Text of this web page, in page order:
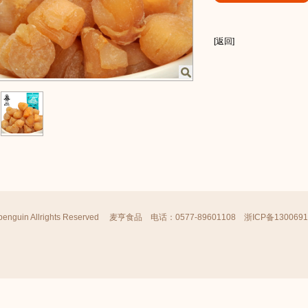
[返回]
Allrights Reserved 麦亨食品 电话：0577-89601108 浙ICP备